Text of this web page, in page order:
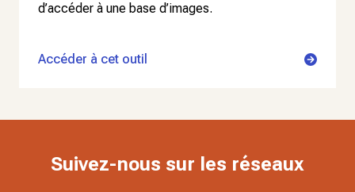
d’accéder à une base d’images.
Accéder à cet outil
Suivez-nous sur les réseaux